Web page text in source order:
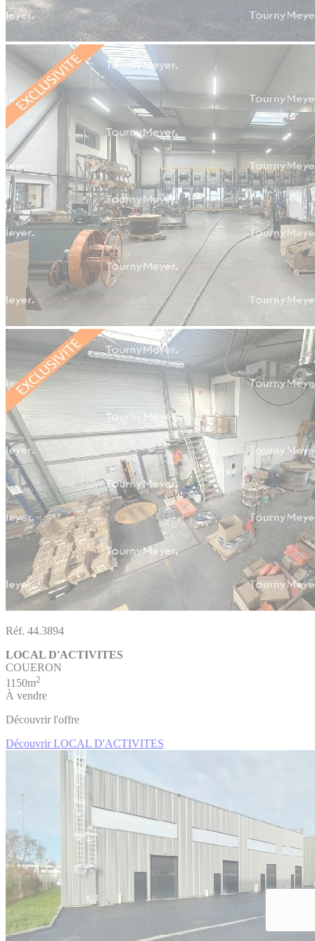
Réf. 44.3894
LOCAL D'ACTIVITES
COUERON
1150m2
À vendre
Découvrir l'offre
Découvrir LOCAL D'ACTIVITES